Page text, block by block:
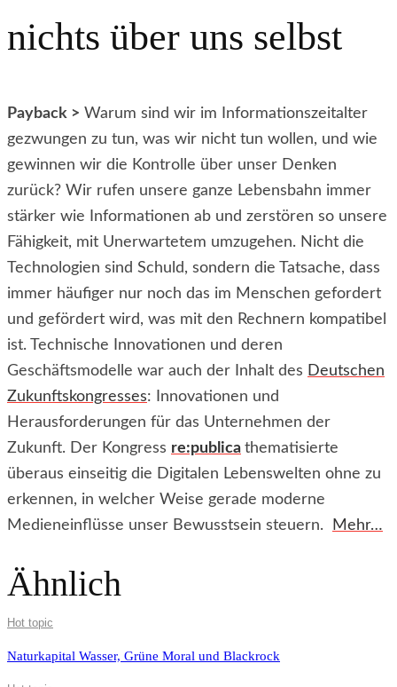
nichts über uns selbst
Payback > Warum sind wir im Informationszeitalter
gezwungen zu tun, was wir nicht tun wollen, und wie
gewinnen wir die Kontrolle über unser Denken
zurück? Wir rufen unsere ganze Lebensbahn immer
stärker wie Informationen ab und zerstören so unsere
Fähigkeit, mit Unerwartetem umzugehen. Nicht die
Technologien sind Schuld, sondern die Tatsache, dass
immer häufiger nur noch das im Menschen gefordert
und gefördert wird, was mit den Rechnern kompatibel
ist. Technische Innovationen und deren
Geschäftsmodelle war auch der Inhalt des Deutschen
Zukunftskongresses: Innovationen und
Herausforderungen für das Unternehmen der
Zukunft. Der Kongress re:publica thematisierte
überaus einseitig die Digitalen Lebenswelten ohne zu
erkennen, in welcher Weise gerade moderne
Medieneinflüsse unser Bewusstsein steuern.
Mehr…
Ähnlich
Hot topic
Naturkapital Wasser, Grüne Moral und Blackrock